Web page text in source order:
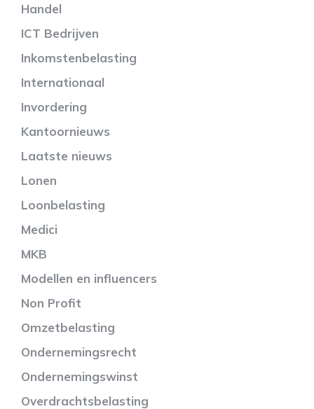
Handel
ICT Bedrijven
Inkomstenbelasting
Internationaal
Invordering
Kantoornieuws
Laatste nieuws
Lonen
Loonbelasting
Medici
MKB
Modellen en influencers
Non Profit
Omzetbelasting
Ondernemingsrecht
Ondernemingswinst
Overdrachtsbelasting